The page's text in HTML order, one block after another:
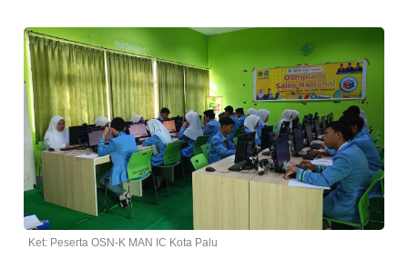
Ket: Peserta OSN-K MAN IC Kota Palu